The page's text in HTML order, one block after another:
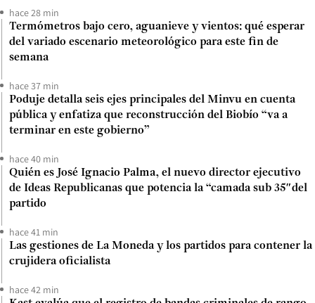
hace 28 min
Termómetros bajo cero, aguanieve y vientos: qué esperar
del variado escenario meteorológico para este fin de
semana
hace 37 min
Poduje detalla seis ejes principales del Minvu en cuenta
pública y enfatiza que reconstrucción del Biobío “va a
terminar en este gobierno”
hace 40 min
Quién es José Ignacio Palma, el nuevo director ejecutivo
de Ideas Republicanas que potencia la “camada sub 35″del
partido
hace 41 min
Las gestiones de La Moneda y los partidos para contener la
crujidera oficialista
hace 42 min